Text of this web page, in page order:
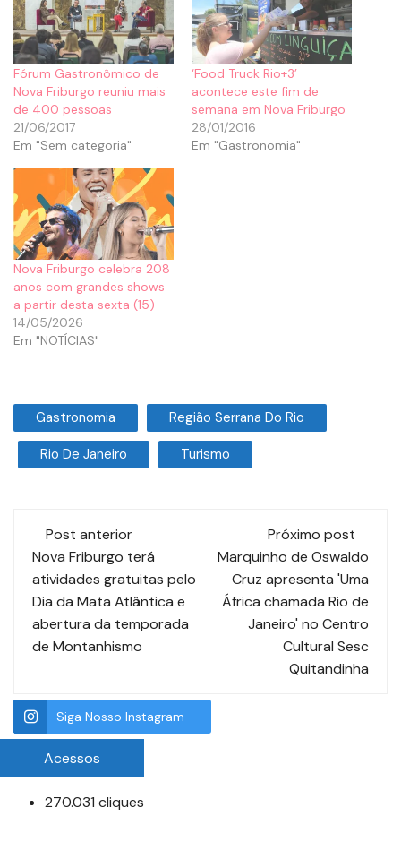
Fórum Gastronômico de
Nova Friburgo reuniu mais
de 400 pessoas
21/06/2017
Em "Sem categoria"
‘Food Truck Rio+3’
acontece este fim de
semana em Nova Friburgo
28/01/2016
Em "Gastronomia"
Nova Friburgo celebra 208
anos com grandes shows
a partir desta sexta (15)
14/05/2026
Em "NOTÍCIAS"
Gastronomia Região Serrana Do Rio
Rio De Janeiro Turismo
Post anterior
Nova Friburgo terá
atividades gratuitas pelo
Dia da Mata Atlântica e
abertura da temporada
de Montanhismo
Próximo post
Marquinho de Oswaldo
Cruz apresenta 'Uma
África chamada Rio de
Janeiro' no Centro
Cultural Sesc
Quitandinha
Siga Nosso Instagram
Acessos
270.031 cliques